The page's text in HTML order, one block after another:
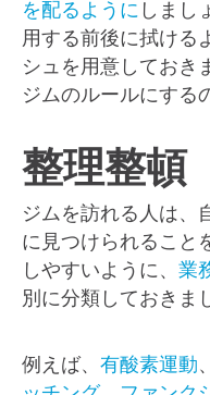
を配るように しまし
用する前後に拭ける
シュを用意しておき
ジムのルールにする
整理整頓
ジムを訪れる人は、
に見つけられること
しやすいように、 業
別に分類しておきま
例えば、 有酸素運動、